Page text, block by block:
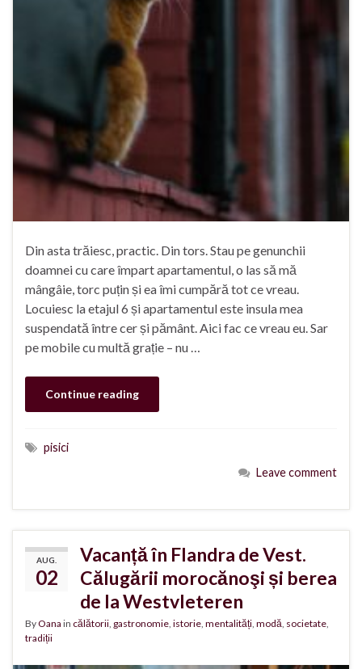
Din asta trăiesc, practic. Din tors. Stau pe genunchii
doamnei cu care împart apartamentul, o las să mă
mângâie, torc puțin și ea îmi cumpără tot ce vreau.
Locuiesc la etajul 6 și apartamentul este insula mea
suspendată între cer și pământ. Aici fac ce vreau eu. Sar
pe mobile cu multă grație – nu …
Continue reading
pisici
Leave comment
AUG.
02
Vacanță în Flandra de Vest.
Călugării morocănoşi și berea
de la Westvleteren
ByOana in călătorii gastronomie istorie mentalități modă societate
tradiții